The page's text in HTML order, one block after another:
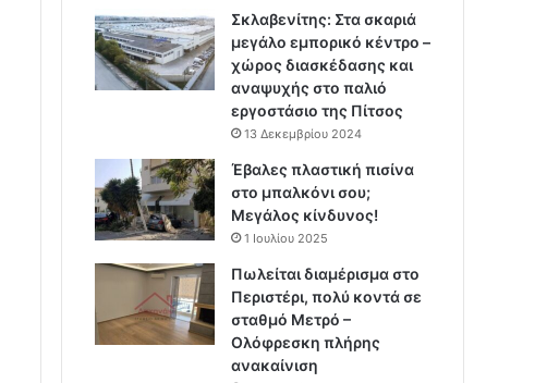
Σκλαβενίτης: Στα σκαριά
μεγάλο εμπορικό κέντρο –
χώρος διασκέδασης και
αναψυχής στο παλιό
εργοστάσιο της Πίτσος
13 Δεκεμβρίου 2024
Έβαλες πλαστική πισίνα
στο μπαλκόνι σου;
Μεγάλος κίνδυνος!
1 Ιουλίου 2025
Πωλείται διαμέρισμα στο
Περιστέρι, πολύ κοντά σε
σταθμό Μετρό –
Ολόφρεσκη πλήρης
ανακαίνιση